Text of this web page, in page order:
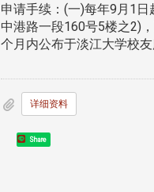
申请手续：(一)每年9月1
中港路一段160号5楼之2)
个月内公布于淡江大学校
详细资料
Share